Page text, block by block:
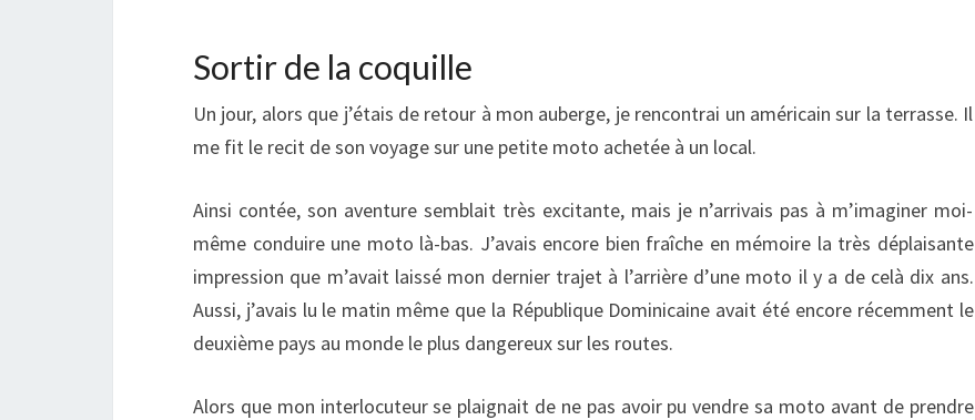
Sortir de la coquille
Un jour, alors que j’étais de retour à mon auberge, je rencontrai un américain sur la terrasse. Il
me fit le recit de son voyage sur une petite moto achetée à un local.
Ainsi contée, son aventure semblait très excitante, mais je n’arrivais pas à m’imaginer moi-
même conduire une moto là-bas. J’avais encore bien fraîche en mémoire la très déplaisante
impression que m’avait laissé mon dernier trajet à l’arrière d’une moto il y a de celà dix ans.
Aussi, j’avais lu le matin même que la République Dominicaine avait été encore récemment le
deuxième pays au monde le plus dangereux sur les routes.
Alors que mon interlocuteur se plaignait de ne pas avoir pu vendre sa moto avant de prendre